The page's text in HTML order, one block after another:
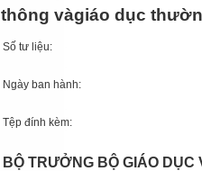
thông vàgiáo dục
Số tư liệu:
Ngày ban hành:
Tệp đính kèm:
BỘ TRƯỞNG BỘ GIÁO DỤC